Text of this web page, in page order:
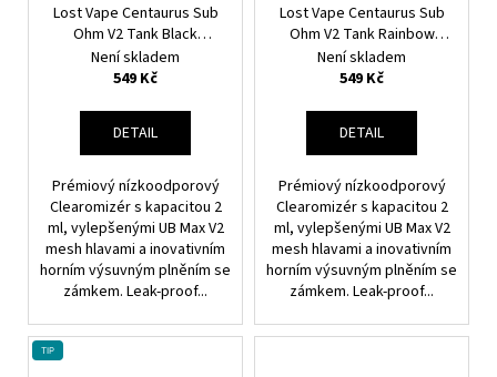
Lost Vape Centaurus Sub
Ohm V2 Tank Black
Nízkoodporový DL
Clearomizér
Není skladem
549 Kč
DETAIL
Prémiový nízkoodporový
Clearomizér s kapacitou 2
ml, vylepšenými UB Max V2
mesh hlavami a inovativním
horním výsuvným plněním se
zámkem. Leak-proof...
Lost Vape Centaurus Sub
Ohm V2 Tank Rainbow
Nízkoodporový DL
Clearomizér
Není skladem
549 Kč
DETAIL
Prémiový nízkoodporový
Clearomizér s kapacitou 2
ml, vylepšenými UB Max V2
mesh hlavami a inovativním
horním výsuvným plněním se
zámkem. Leak-proof...
TIP